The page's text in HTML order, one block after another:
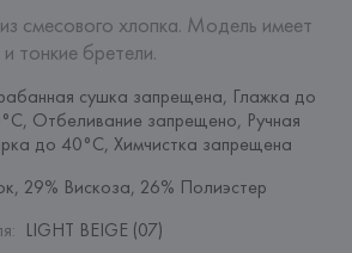
смесового хлопка. Модель имеет
тонкие бретели.
сушка запрещена, Глажка до
Отбеливание запрещено, Ручная
до 40°C, Химчистка запрещена
29% Вискоза, 26% Полиэстер
: LIGHT BEIGE (07)